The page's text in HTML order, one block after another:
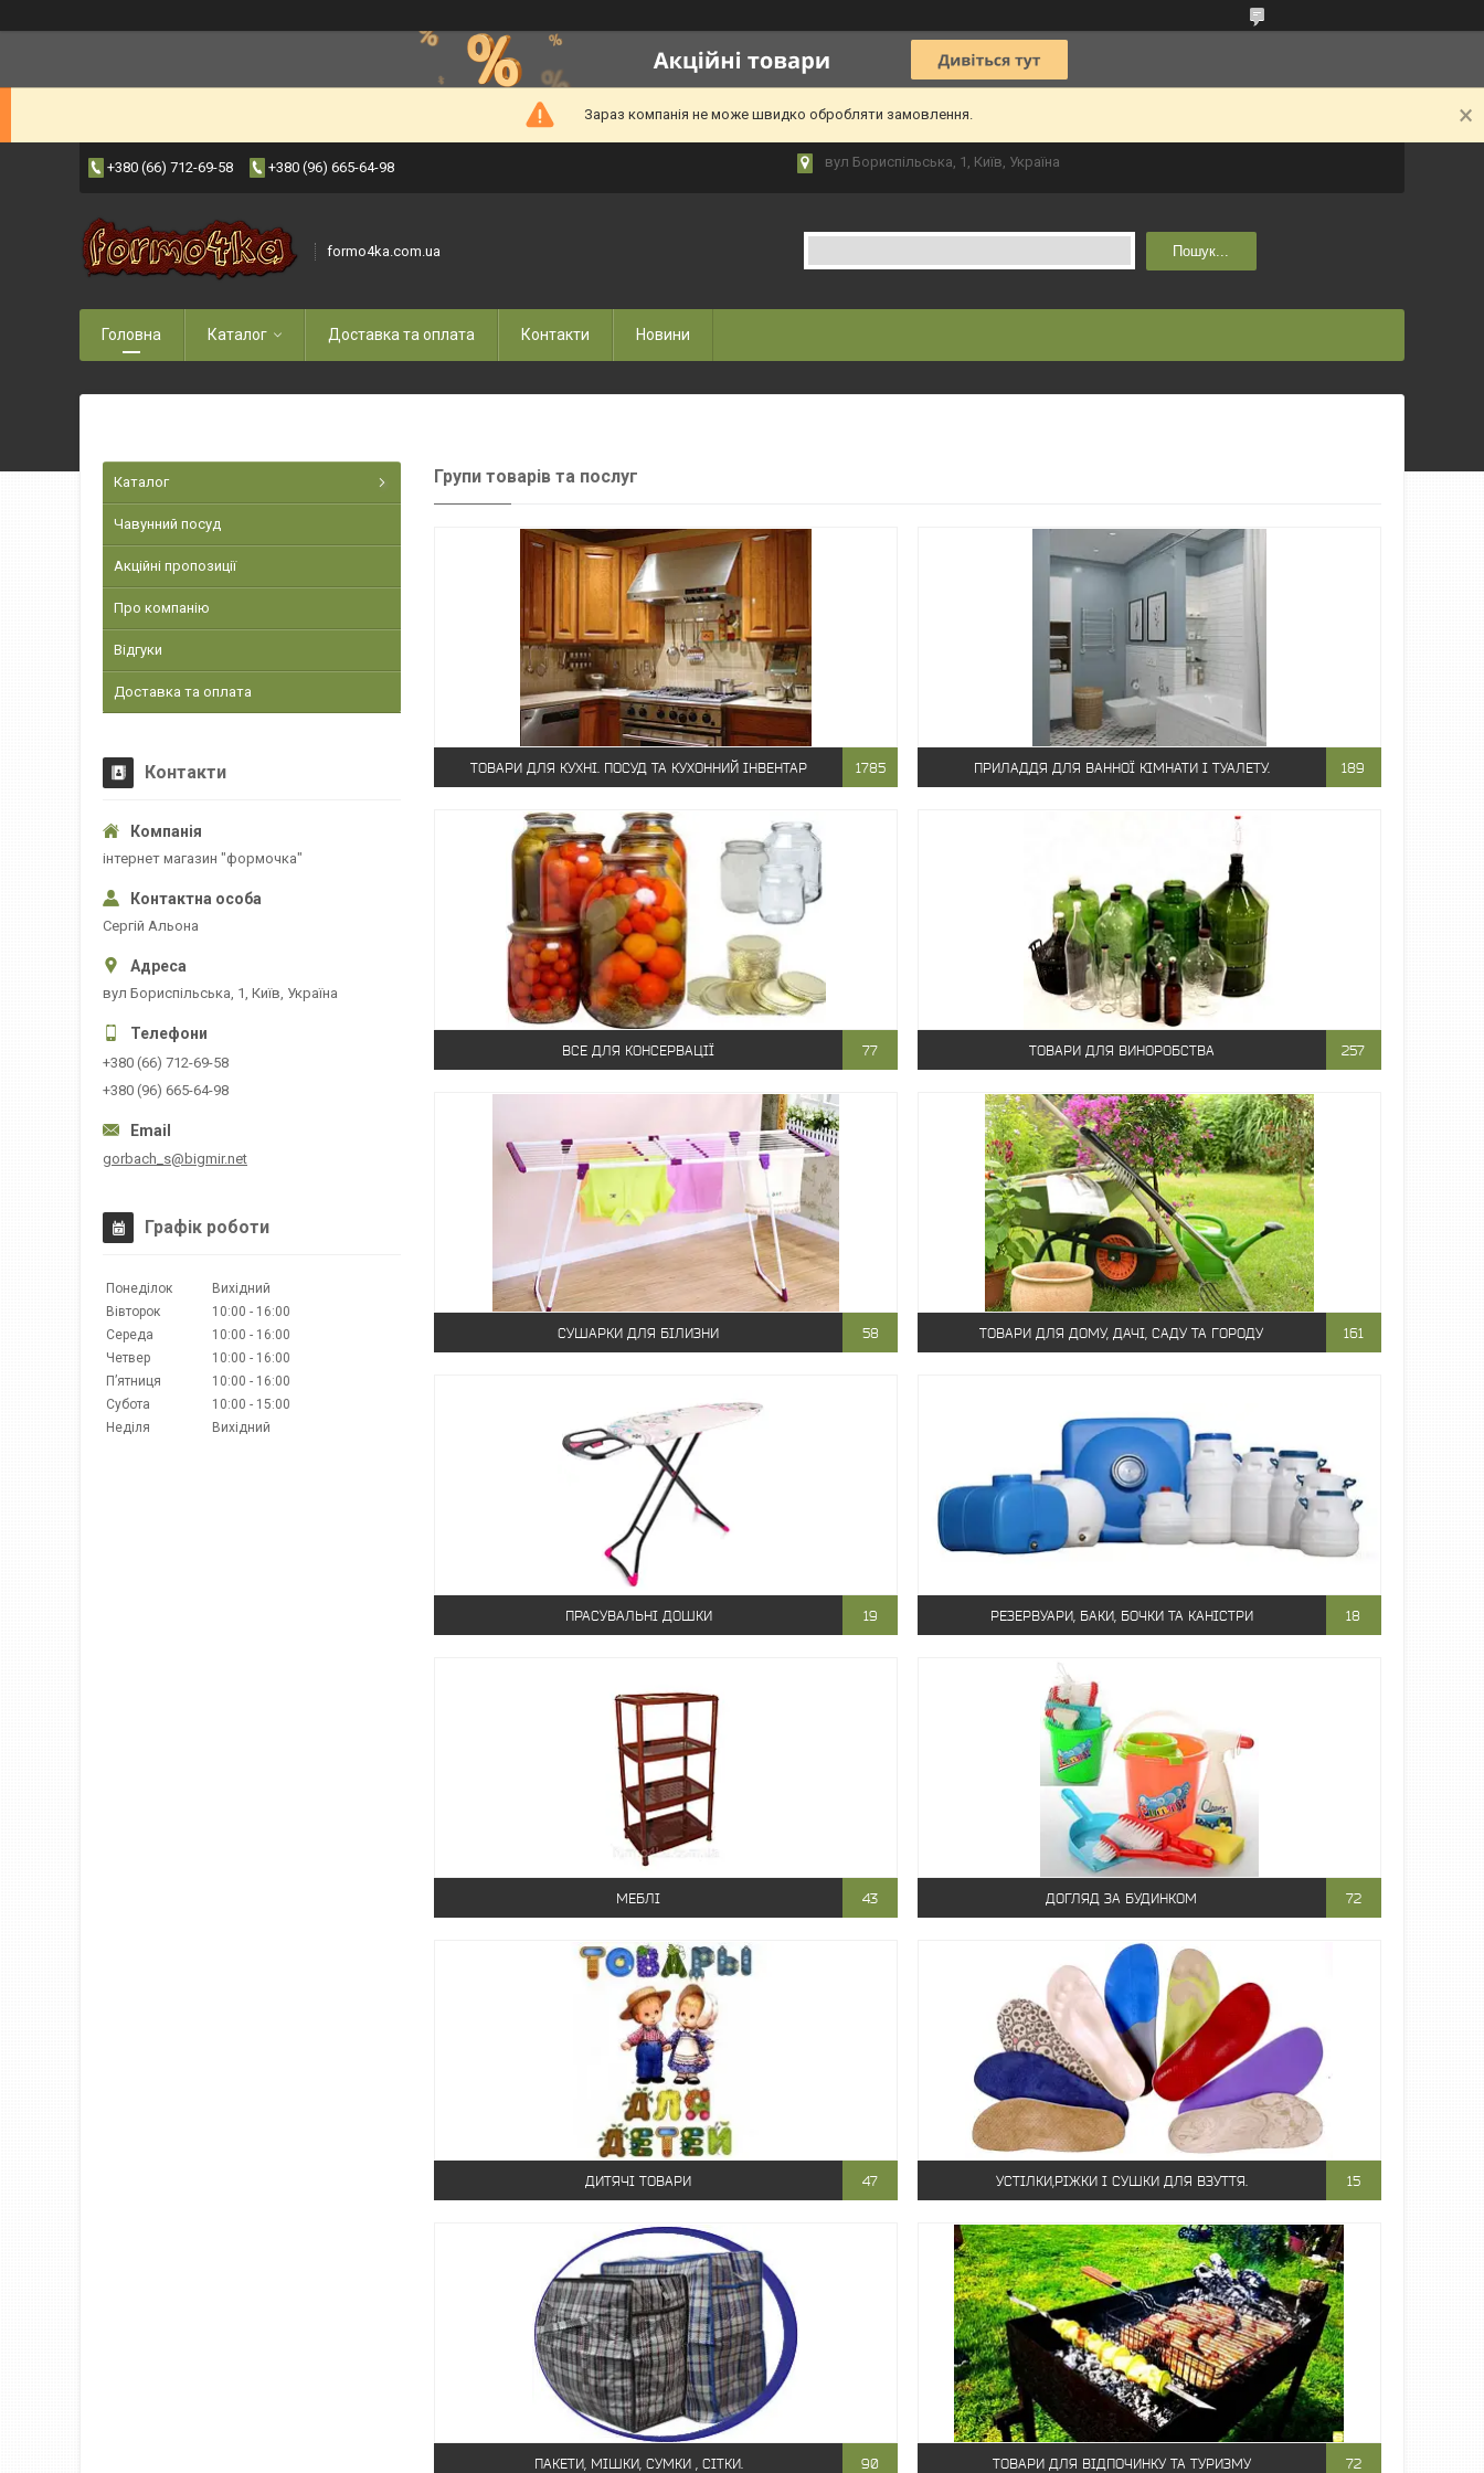
Зараз компанія не може швидко обробляти замовлення.
+380 (66) 712-69-58 +380 (96) 665-64-98 вул Бориспільська, 1, Київ, Україна
formo4ka.com.ua Пошук...
Головна Каталог Доставка та оплата Контакти Новини
Групи товарів та послуг
ТОВАРИ ДЛЯ КУХНІ. ПОСУД ТА КУХОННИЙ ІНВЕНТАР 1785 ПРИЛАДДЯ ДЛЯ ВАННОЇ КІМНАТИ І ТУАЛЕТУ. 189
ВСЕ ДЛЯ КОНСЕРВАЦІЇ 77 ТОВАРИ ДЛЯ ВИНОРОБСТВА 257
СУШАРКИ ДЛЯ БІЛИЗНИ 58 ТОВАРИ ДЛЯ ДОМУ, ДАЧІ, САДУ ТА ГОРОДУ 161
ПРАСУВАЛЬНІ ДОШКИ 19 РЕЗЕРВУАРИ, БАКИ, БОЧКИ ТА КАНІСТРИ 18
МЕБЛІ 43 ДОГЛЯД ЗА БУДИНКОМ 72
ДИТЯЧІ ТОВАРИ 47 УСТІЛКИ,РІЖКИ І СУШКИ ДЛЯ ВЗУТТЯ. 15
ПАКЕТИ, МІШКИ, СУМКИ , СІТКИ. 90 ТОВАРИ ДЛЯ ВІДПОЧИНКУ ТА ТУРИЗМУ 72
Каталог
Чавунний посуд
Акційні пропозиції
Про компанію
Відгуки
Доставка та оплата
Контакти
інтернет магазин "формочка"
Сергій Альона
вул Бориспільська, 1, Київ, Україна
+380 (66) 712-69-58
+380 (96) 665-64-98
gorbach_s@bigmir.net
Графік роботи
Понеділок
Вихідний
Вівторок
10:00
16:00
Середа
10:00
16:00
Четвер
10:00
16:00
Пʼятниця
10:00
16:00
Субота
10:00
15:00
Неділя
Вихідний